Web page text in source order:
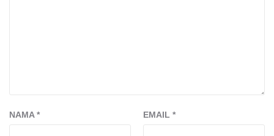
NAMA* EMAIL *